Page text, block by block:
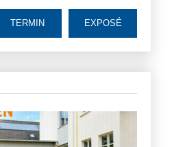
EXPOSÉ
TERMIN